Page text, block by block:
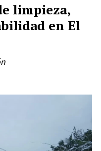
limpieza,
en El